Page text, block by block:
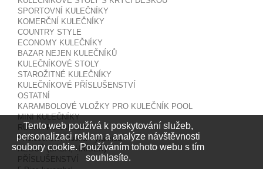
SPORTOVNÍ KULEČNÍKY
KOMERČNÍ KULEČNÍKY
COUNTRY STYLE
ECONOMY KULEČNÍKY
BAZAR NEJEN KULEČNÍKŮ
KULEČNÍKOVÉ STOLY
STAROŽITNÉ KULEČNÍKY
KULEČNÍKOVÉ PŘÍSLUŠENSTVÍ
OSTATNÍ
KARAMBOLOVÉ VLOŽKY PRO KULEČNÍK POOL
MINI KULEČNÍKY
RUSKÁ PYRAMIDA
Příslušenství Ruská Pyramida
NEGUŠ (BÁBA, HŘÍBEK)
PŘÍSLUŠENSTVÍ
Tento web používá k poskytování služeb,
personalizaci reklam a analýze návštěvnosti
soubory cookie. Používáním tohoto webu s tím
souhlasíte.